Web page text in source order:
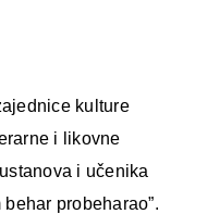
kulture
i likovne
i učenika
probeharao”.